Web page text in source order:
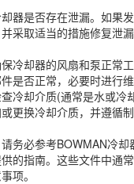
器是否存在泄漏。如果
采取适当的措施修复泄
冷却器的风扇和泵正常
是否正常，必要时进行维
冷却介质(通常是水或冷
更换冷却介质，并遵循
务必参考BOWMAN冷却
的指南。这些文件中通
项。